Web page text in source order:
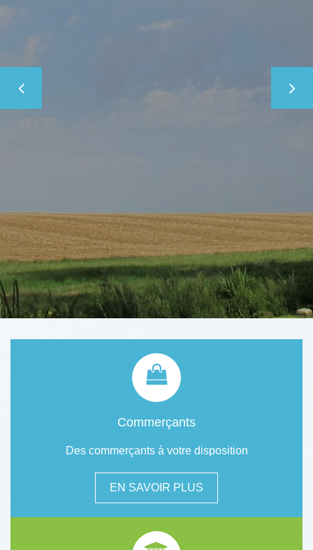
Commerçants
Des commerçants à votre disposition
EN SAVOIR PLUS